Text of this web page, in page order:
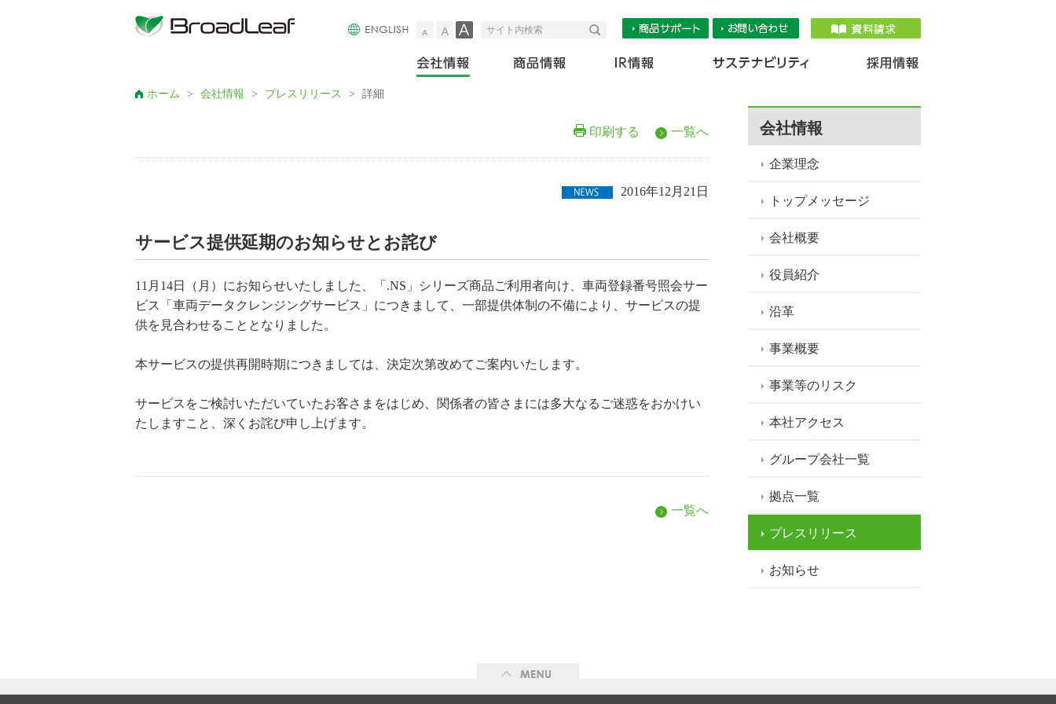
小 大
サイト内検索 検索
ホーム
> 会社情報 > プレスリリース > 詳細
印刷する 一覧へ
2016年12月21日
サービス提供延期のお知らせとお詫び
11月14日（月）にお知らせいたしました、「.NS」シリーズ商品ご利用者向け、車両登録番号照会サー
ビス「車両データクレンジングサービス」につきまして、一部提供体制の不備により、サービスの提
供を見合わせることとなりました。
本サービスの提供再開時期につきましては、決定次第改めてご案内いたします。
サービスをご検討いただいていたお客さまをはじめ、関係者の皆さまには多大なるご迷惑をおかけい
たしますこと、深くお詫び申し上げます。
一覧へ
会社情報
企業理念
トップメッセージ
会社概要
役員紹介
沿革
事業概要
事業等のリスク
本社アクセス
グループ会社一覧
拠点一覧
プレスリリース
お知らせ